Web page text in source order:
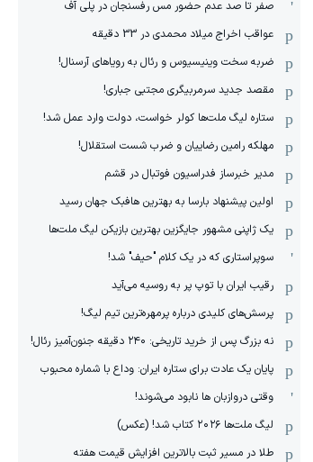
صفر تا صد عدم حضور مس رفسنجان در پلی آف
عواقب اخراج میلاد محمدی در 33 دقیقه
ضربه سخت وینیسیوس و رئال به رویاهای آرسنال!
مقصد جدید سرمربیگری مجتبی جباری!
ستاره لیگ ملت‌ها کولر خواست، دولت وارد عمل شد!
مهلکه رامین رضاییان و ضرب شست استقلال!
مدیر خبرساز فدراسیون فوتبال در قشم
اولین پیشنهاد بارسا به بهترین هافبک جهان رسید
یک ژاپنی مشهور جایگزین بهترین بازیکن لیگ ملت‌ها
سوپراستاری که در یک کلام "حیف" شد!
رقیب ایران با توپ پر به روسیه می‌آید
پرسش‌های کلیدی درباره پرمهره‌ترین تیم لیگ!
نه بزرگ پس از خرید تاریخی: ۲۴۰ دقیقه جنون‌آمیز رئال!
پایان یک عادت برای ستاره ایران: وداع با شماره محبوب
وقتی دروازبان ها نابود می‌شوند!
لیگ ملت‌ها ٢٠٢۶ کتاب شد! (عکس)
طلا در مسیر ثبت بالاترین افزایش قیمت هفته